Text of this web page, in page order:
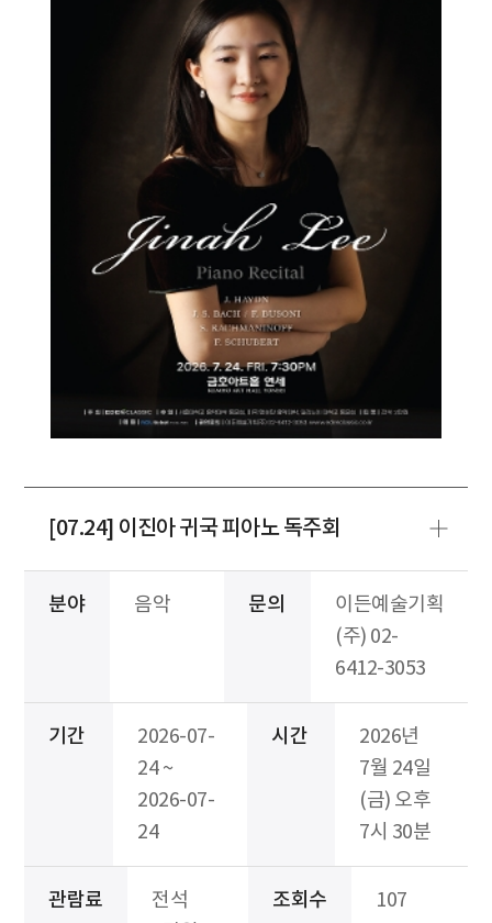
[07.24] 이진아 귀국 피아노 독주회
분야 음악 문의
이든예술기획
(주) 02-
6412-3053
기간
2026-07-
24 ~
2026-07-
24
시간
2026년
7월 24일
(금) 오후
7시 30분
관람료
전석
조회수 107